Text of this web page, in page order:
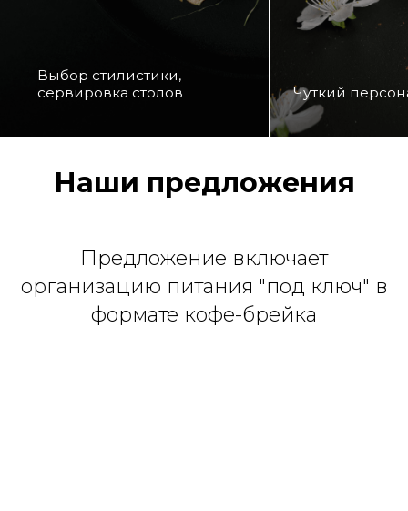
Наши предложения
Предложение включает
организацию питания "под ключ" в
формате кофе-брейка